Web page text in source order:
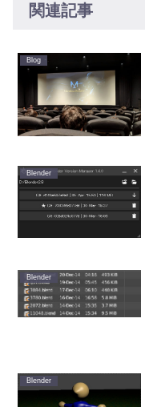
関連記事
Blog
Blender
Blender
Blender